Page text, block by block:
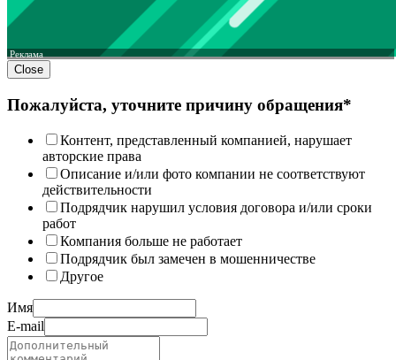
Реклама
Close
Пожалуйста, уточните причину обращения*
Контент, представленный компанией, нарушает
авторские права
Описание и/или фото компании не соответствуют
действительности
Подрядчик нарушил условия договора и/или сроки
работ
Компания больше не работает
Подрядчик был замечен в мошенничестве
Другое
Имя
E-mail